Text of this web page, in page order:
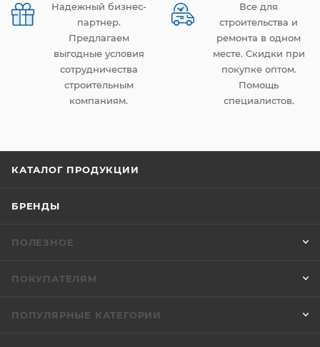
Надежный бизнес-
партнер.
Предлагаем
выгодные условия
сотрудничества
строительным
компаниям.
Все для
строительства и
ремонта в одном
месте. Скидки при
покупке оптом.
Помощь
специалистов.
КАТАЛОГ ПРОДУКЦИИ
БРЕНДЫ
ПОЛЕЗНОЕ
ПОКУПАТЕЛЯМ
ПОПУЛЯРНЫЕ КАТЕГОРИИ